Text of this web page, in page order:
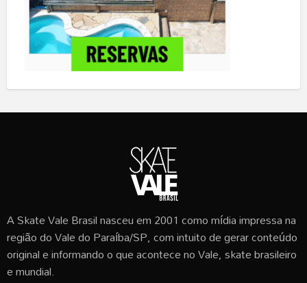
A Skate Vale Brasil nasceu em 2001 como mídia impressa na
região do Vale do Paraíba/SP, com intuito de gerar conteúdo
original e informando o que acontece no Vale, skate brasileiro
e mundial.